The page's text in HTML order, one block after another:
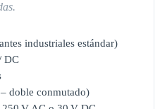
industriales estándar)
DC
doble conmutado)